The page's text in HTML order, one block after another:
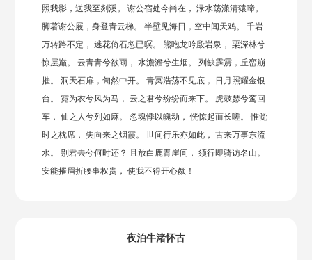
照我影，送我至剡溪。 谢公宿处今尚在， 渌水荡漾清猿啼。
脚著谢公屐，身登青云梯。 半壁见海日，空中闻天鸡。 千岩
万转路不定， 迷花倚石忽已暝。 熊咆龙吟殷岩泉， 栗深林兮
惊层巅。 云青青兮欲雨， 水澹澹兮生烟。 列缺霹雳，丘峦崩
摧。 洞天石扉，訇然中开。 青冥浩荡不见底， 日月照耀金银
台。 霓为衣兮风为马， 云之君兮纷纷而来下。 虎鼓瑟兮鸾回
车， 仙之人兮列如麻。 忽魂悸以魄动， 恍惊起而长嗟。 惟觉
时之枕席， 失向来之烟霞。 世间行乐亦如此， 古来万事东流
水。 别君去兮何时还？ 且放白鹿青崖间， 须行即骑访名山。
安能摧眉折腰事权贵， 使我不得开心颜！
夜泊牛渚怀古